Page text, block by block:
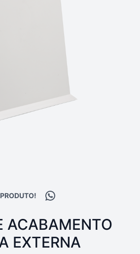
Compartilhar no
ACABAMENTO
EXTERNA